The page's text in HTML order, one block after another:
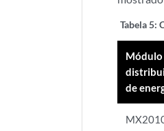
Tabela 5:
Módulo
de